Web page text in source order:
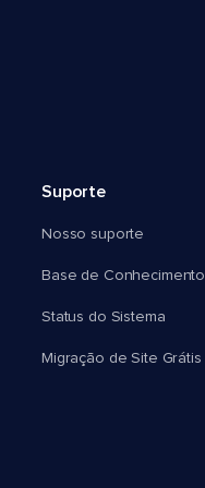
Suporte
Nosso suporte
Base de Conhecimento
Status do Sistema
Migração de Site Grátis